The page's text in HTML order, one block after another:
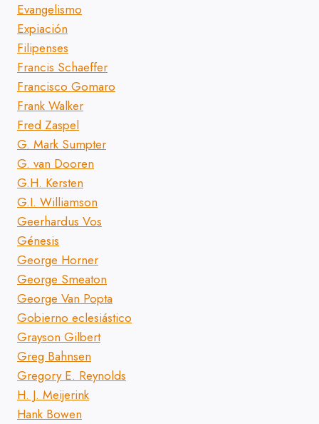
Evangelismo
Expiación
Filipenses
Francis Schaeffer
Francisco Gomaro
Frank Walker
Fred Zaspel
G. Mark Sumpter
G. van Dooren
G.H. Kersten
G.I. Williamson
Geerhardus Vos
Génesis
George Horner
George Smeaton
George Van Popta
Gobierno eclesiástico
Grayson Gilbert
Greg Bahnsen
Gregory E. Reynolds
H. J. Meijerink
Hank Bowen